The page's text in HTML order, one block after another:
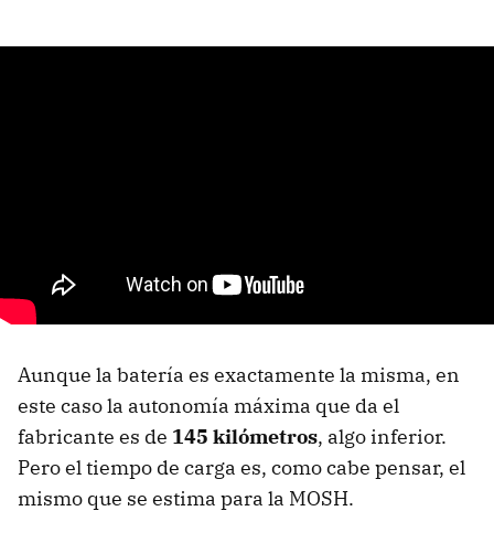
Aunque la batería es exactamente la misma, en
este caso la autonomía máxima que da el
fabricante es de 145 kilómetros, algo inferior.
Pero el tiempo de carga es, como cabe pensar, el
mismo que se estima para la MOSH.